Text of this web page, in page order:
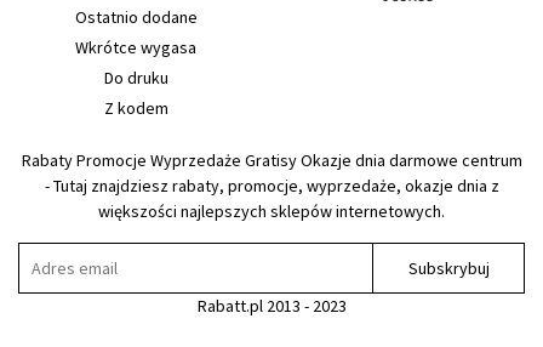
Ostatnio dodane
Wkrótce wygasa
Do druku
Z kodem
Rabaty Promocje Wyprzedaże Gratisy Okazje dnia darmowe centrum
- Tutaj znajdziesz rabaty, promocje, wyprzedaże, okazje dnia z
większości najlepszych sklepów internetowych.
Subskrybuj
Rabatt.pl 2013 - 2023